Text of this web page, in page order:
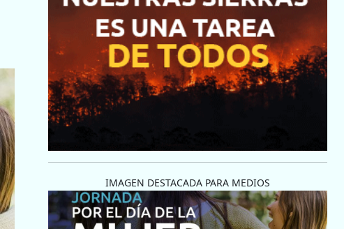
IMAGEN DESTACADA PARA MEDIOS